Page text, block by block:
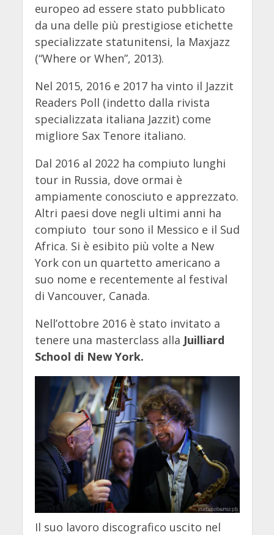
europeo ad essere stato pubblicato
da una delle più prestigiose etichette
specializzate statunitensi, la Maxjazz
(“Where or When”, 2013).
Nel 2015, 2016 e 2017 ha vinto il Jazzit
Readers Poll (indetto dalla rivista
specializzata italiana Jazzit) come
migliore Sax Tenore italiano.
Dal 2016 al 2022 ha compiuto lunghi
tour in Russia, dove ormai è
ampiamente conosciuto e apprezzato.
Altri paesi dove negli ultimi anni ha
compiuto tour sono il Messico e il Sud
Africa. Si è esibito più volte a New
York con un quartetto americano a
suo nome e recentemente al festival
di Vancouver, Canada.
Nell’ottobre 2016 è stato invitato a
tenere una masterclass alla Juilliard
School di New York.
Il suo lavoro discografico uscito nel